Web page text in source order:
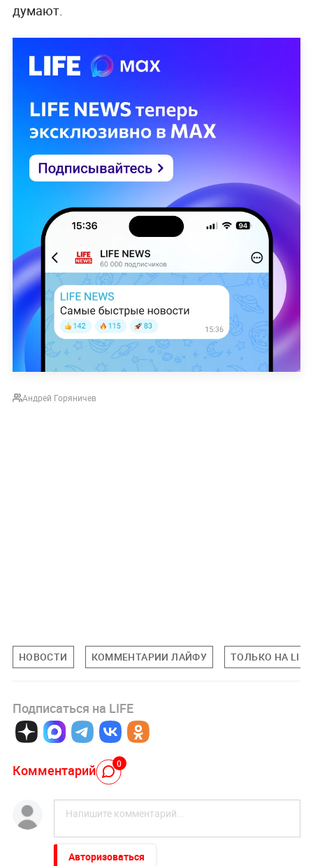
думают.
Андрей Горяничев
НОВОСТИ КОММЕНТАРИИ ЛАЙФУ ТОЛЬКО НА LIFE
Подписаться на LIFE
Комментарий 0
Авторизоваться